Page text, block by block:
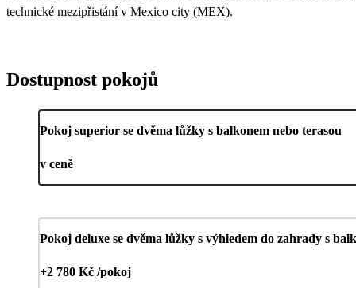
technické mezipřistání v Mexico city (MEX).
Dostupnost pokojů
Pokoj superior se dvěma lůžky s balkonem nebo terasou
v ceně
Pokoj deluxe se dvěma lůžky s výhledem do zahrady s
+2 780 Kč /pokoj